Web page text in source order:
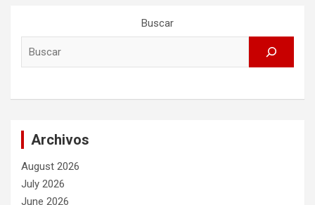
Buscar
Archivos
August 2026
July 2026
June 2026